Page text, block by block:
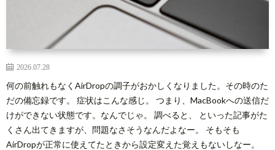
2026.07.28
何の前触れもなくAirDropの調子がおかしくなりました。その時のた
だの備忘録です。 症状はこんな感じ。 つまり、MacBookへの送信だ
けができない状態です。なんでじゃ。 調べると、 といった記事がた
くさん出てきますが、問題なさそうなんだよなー。 そもそも
AirDropが正常に使えてたときから設定変えた覚えもないしなー。